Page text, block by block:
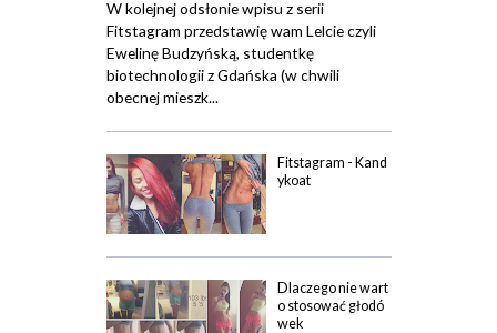
W kolejnej odsłonie wpisu z serii
Fitstagram przedstawię wam Lelcie czyli
Ewelinę Budzyńską, studentkę
biotechnologii z Gdańska (w chwili
obecnej mieszk...
Fitstagram - Kand
ykoat
Dlaczego nie wart
o stosować głodó
wek